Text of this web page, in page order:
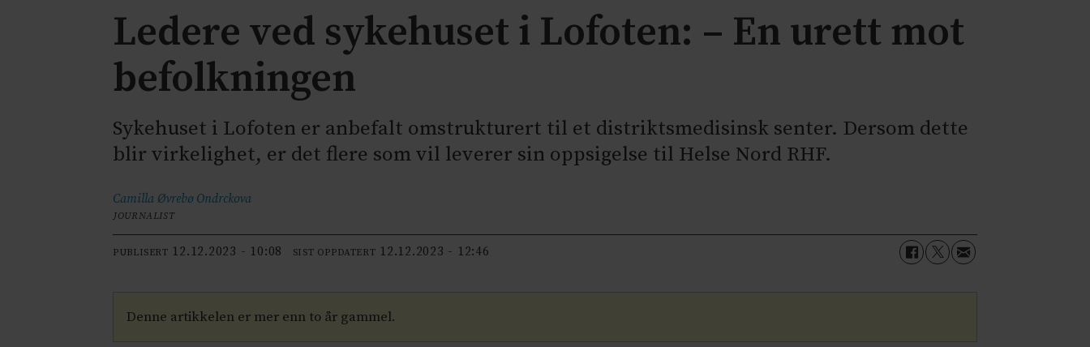
Ledere ved sykehuset i Lofoten: – En urett mot
befolkningen
Sykehuset i Lofoten er anbefalt omstrukturert til et distriktsmedisinsk senter. Dersom dette
blir virkelighet, er det flere som vil leverer sin oppsigelse til Helse Nord RHF.
Camilla Øvrebø Ondrckova
JOURNALIST
PUBLISERT 12.12.2023 - 10:08 SIST OPPDATERT 12.12.2023 - 12:46
Denne artikkelen er mer enn to år gammel.